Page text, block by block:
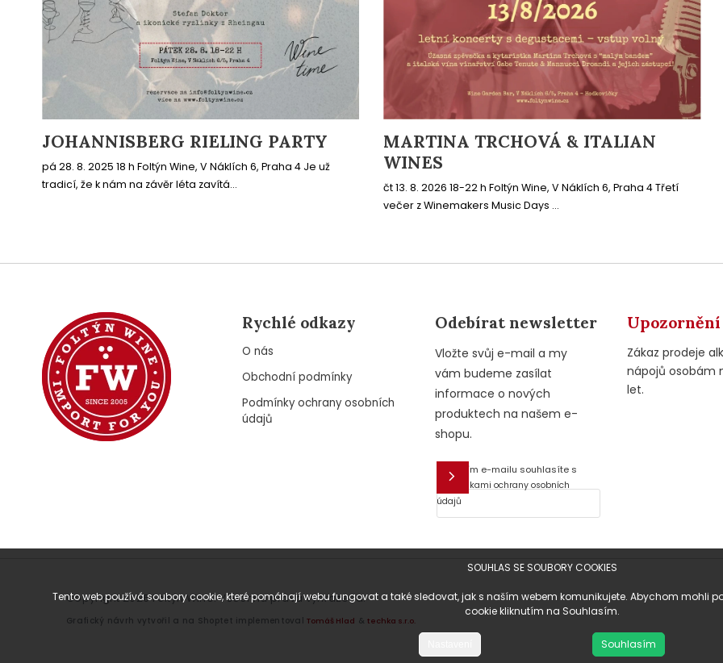
SOUHLAS SE SOUBORY COOKIES
Tento web používá soubory cookie, které pomáhají webu fungovat a také sledovat, jak s naším webem komunikujete. Abychom mohli
cookie kliknutím na Souhlasím.
Souhlasím
JOHANNISBERG RIELING PARTY
pá 28. 8. 2025 18 h Foltýn Wine, V Náklích 6, Praha 4 Je už
tradicí, že k nám na závěr léta zavítá...
MARTINA TRCHOVÁ & ITALIAN
WINES
čt 13. 8. 2026 18-22 h Foltýn Wine, V Náklích 6, Praha 4 Třetí
večer z Winemakers Music Days ...
Rychlé odkazy
O nás
Obchodní podmínky
Podmínky ochrany osobních
údajů
Odebírat newsletter
Vložte svůj e-mail a my
vám budeme zasílat
informace o nových
produktech na našem e-
shopu.
E-mail
Vložením e-mailu souhlasíte s
podmínkami ochrany osobních
údajů
Upozornění
Zákaz prodeje
nápojů osobám
let.
Copyright 2026Foltýn Wine. Všechna práva vyhrazena.
Grafický návrh vytvořil a na Shoptet implementovalTomáš Hlad &techka s.r.o.